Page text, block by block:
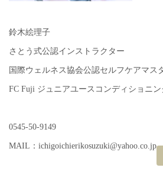
鈴木絵理子
さとう式公認インストラクター
国際ウェルネス協会公認セルフケアマス
FC Fuji ジュニアユースコンディショニ
0545-50-9149
MAIL：ichigoichierikosuzuki@yahoo.co.jp